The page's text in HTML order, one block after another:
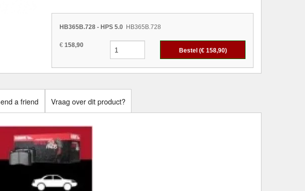
HB365B.728 - HPS 5.0 HB365B.728
€ 158,90
Bestel (€ 158,90)
a friend Vraag over dit product?